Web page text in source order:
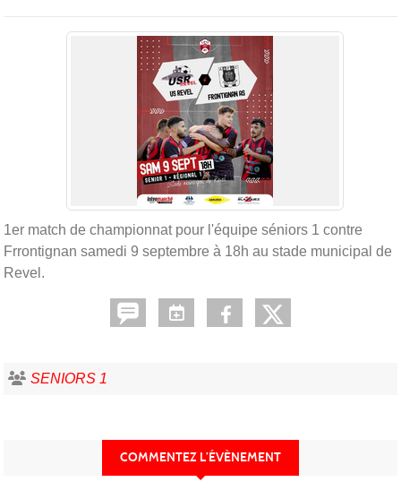
1er match de championnat pour l'équipe séniors 1 contre
Frrontignan samedi 9 septembre à 18h au stade municipal de
Revel.
SENIORS 1
COMMENTEZ L’ÉVÈNEMENT